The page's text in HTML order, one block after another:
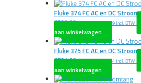
Fluke 374 FC AC en DC
€599,00 excl. BTW€724,79 incl. BTW
aan winkelwagen
Fluke 375 FC AC en DC
€704,00 excl. BTW€851,84 incl. BTW
aan winkelwagen